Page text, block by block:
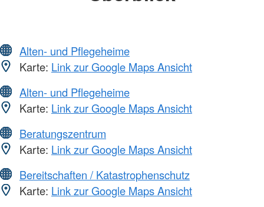
Alten- und Pflegeheime
Karte: Link zur Google Maps Ansicht
Alten- und Pflegeheime
Karte: Link zur Google Maps Ansicht
Beratungszentrum
Karte: Link zur Google Maps Ansicht
Bereitschaften / Katastrophenschutz
Karte: Link zur Google Maps Ansicht